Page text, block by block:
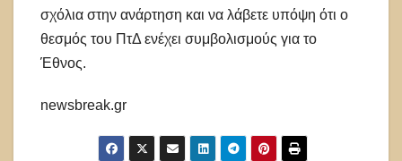
σχόλια στην ανάρτηση και να λάβετε υπόψη ότι ο
θεσμός του ΠτΔ ενέχει συμβολισμούς για το
Έθνος.
newsbreak.gr